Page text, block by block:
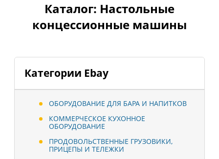
Категории Ebay
ОБОРУДОВАНИЕ ДЛЯ БАРА И НАПИТКОВ
КОММЕРЧЕСКОЕ КУХОННОЕ
ОБОРУДОВАНИЕ
ПРОДОВОЛЬСТВЕННЫЕ ГРУЗОВИКИ,
ПРИЦЕПЫ И ТЕЛЕЖКИ
Каталог: Настольные
концессионные машины